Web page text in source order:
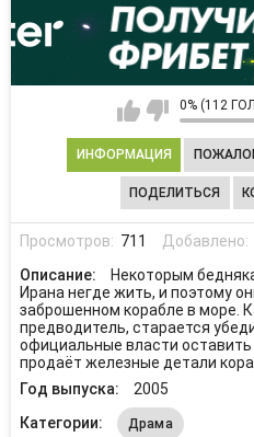
0% (112
ИНФОРМАЦИЯ
ПОДЕЛИТЬСЯ
Просмотров: 711 Добавлено:
Описание:
Некоторым
Ирана негде жить, и поэтому
заброшенном корабле в море.
предводитель, старается
официальные власти
продаёт железные детали
Год выпуска:
2005
Категории:
Драма